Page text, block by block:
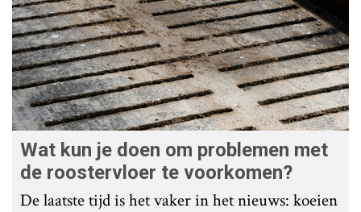
Wat kun je doen om problemen met
de roostervloer te voorkomen?
De laatste tijd is het vaker in het nieuws: koeien